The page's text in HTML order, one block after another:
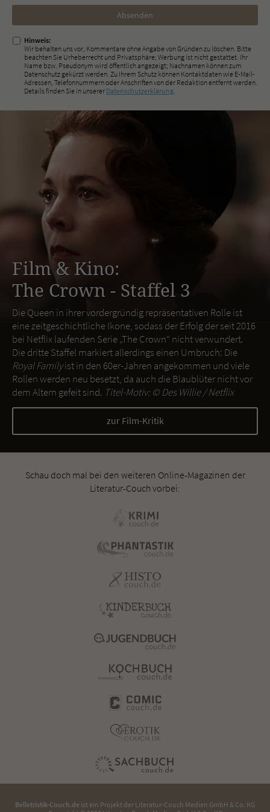
Nicht
ausfüllen!
Hinweis:
Wir behalten uns vor, Kommentare ohne Angabe von Gründen zu löschen. Bitte
beachten Sie Urheberrecht und Privatsphäre; Werbung ist nicht gestattet. Ihr
Name bzw. Pseudonym wird öffentlich angezeigt; Nachnamen können zum
Datenschutz gekürzt werden. Zu Ihrem Schutz können Kontaktdaten wie E-Mail-
Adressen, Telefonnummern oder Anschriften von der Redaktion entfernt werden.
Details finden Sie in unserer Datenschutzerklärung
Film & Kino:
The Crown - Staffel 3
Die Queen in ihrer vordergründig repräsentativen Rolle ist
eine zeitgeschichtliche Ikone, sodass der Erfolg der seit 2016
bei Netflix laufenden Serie „The Crown“ nicht verwundert.
Die dritte Staffel markiert allerdings einen Umbruch: Die
Royal Familyist in den 60er-Jahren angekommen und viele
Rollen werden neu besetzt, da auch die Blaublüter nicht vor
dem Altern gefeit sind. Titel-Motiv: ©Des Willie / Netflix
zur Film-Kritik
Schau doch mal bei den weiteren Online-Magazinen der
Literatur-Couch vorbei:
Belletristik-Couch.de ist ein Projekt der Literatur-Couch Medien GmbH & Co. KG